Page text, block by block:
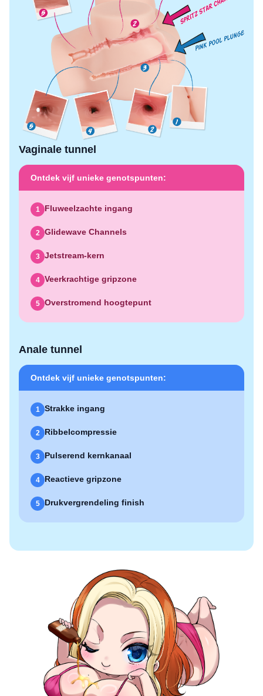
Vaginale tunnel
Ontdek vijf unieke genotspunten:
1 Fluweelzachte ingang
2 Glidewave Channels
3 Jetstream-kern
4 Veerkrachtige gripzone
5 Overstromend hoogtepunt
Anale tunnel
Ontdek vijf unieke genotspunten:
1 Strakke ingang
2 Ribbelcompressie
3 Pulserend kernkanaal
4 Reactieve gripzone
5 Drukvergrendeling finish